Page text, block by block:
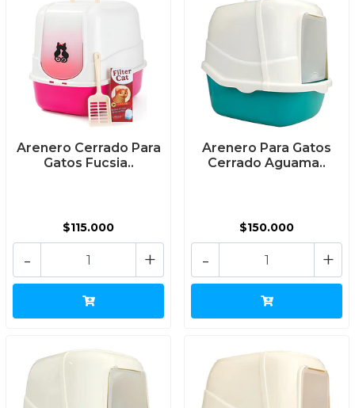
Arenero Cerrado Para
Gatos Fucsia..
$115.000
+
-
Arenero Para Gatos
Cerrado Aguama..
$150.000
+
-